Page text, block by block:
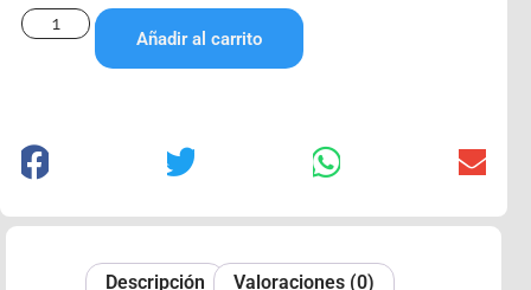
Añadir al carrito
Descripción Valoraciones (0)